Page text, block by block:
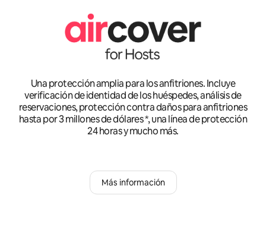
Una protección amplia para los anfitriones. Incluye
verificación de identidad de los huéspedes, análisis de
reservaciones, protección contra daños para anfitriones
hasta por 3 millones de dólares *, una línea de protección
24 horas y mucho más.
Más información